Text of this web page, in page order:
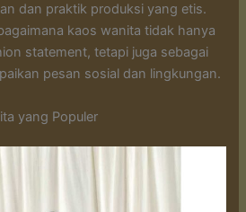
dan praktik produksi yang etis.
kaos wanita tidak hanya
statement, tetapi juga sebagai
pesan sosial dan lingkungan.
yang Populer